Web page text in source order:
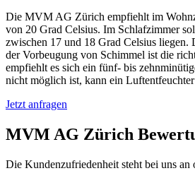
Die MVM AG Zürich empfiehlt im
von 20 Grad Celsius. Im Schlafzimmer
zwischen 17 und 18 Grad Celsius liegen.
der Vorbeugung von Schimmel ist die
empfiehlt es sich ein fünf- bis
nicht möglich ist, kann ein
Jetzt anfragen
MVM AG Zürich
Die Kundenzufriedenheit steht bei uns an